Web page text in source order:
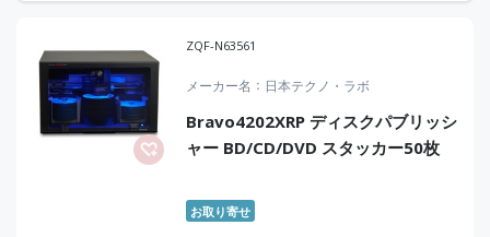
ZQF-N63561
メーカー名 日本テクノ・ラボ
Bravo4202XRP ディスクパブリッシ
ャー BD/CD/DVD スタッカー50枚
お取り寄せ